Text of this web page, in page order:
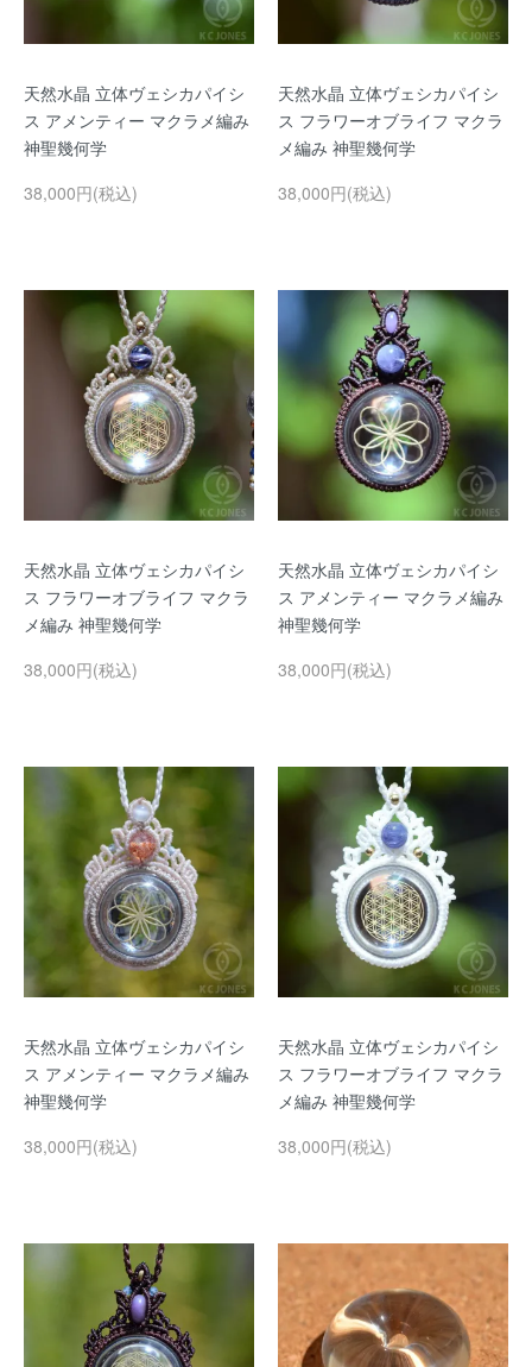
天然水晶 立体ヴェシカパイシ
ス アメンティー マクラメ編み
神聖幾何学
38,000円(税込)
天然水晶 立体ヴェシカパイシ
ス フラワーオブライフ マクラ
メ編み 神聖幾何学
38,000円(税込)
天然水晶 立体ヴェシカパイシ
ス フラワーオブライフ マクラ
メ編み 神聖幾何学
38,000円(税込)
天然水晶 立体ヴェシカパイシ
ス アメンティー マクラメ編み
神聖幾何学
38,000円(税込)
天然水晶 立体ヴェシカパイシ
ス アメンティー マクラメ編み
神聖幾何学
38,000円(税込)
天然水晶 立体ヴェシカパイシ
ス フラワーオブライフ マクラ
メ編み 神聖幾何学
38,000円(税込)